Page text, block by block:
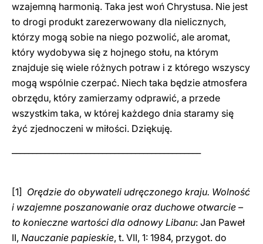
wzajemną harmonią. Taka jest woń Chrystusa. Nie jest
to drogi produkt zarezerwowany dla nielicznych,
którzy mogą sobie na niego pozwolić, ale aromat,
który wydobywa się z hojnego stołu, na którym
znajduje się wiele różnych potraw i z którego wszyscy
mogą wspólnie czerpać. Niech taka będzie atmosfera
obrzędu, który zamierzamy odprawić, a przede
wszystkim taka, w której każdego dnia staramy się
żyć zjednoczeni w miłości. Dziękuję.
[1] Orędzie do obywateli udręczonego kraju. Wolność
i wzajemne poszanowanie oraz duchowe otwarcie –
to konieczne wartości dla odnowy Libanu: Jan Paweł
II, Nauczanie papieskie, t. VII, 1: 1984, przygot. do